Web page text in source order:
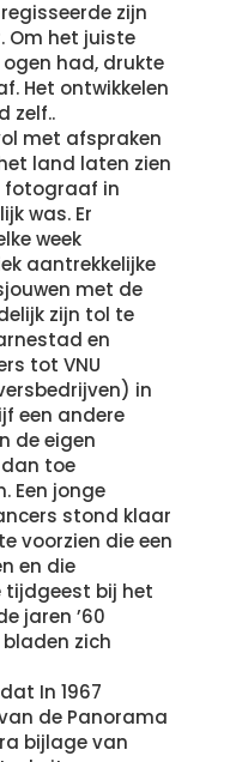
zijn
Om het juiste
had, drukte
Het ontwikkelen
zelf..
met afspraken
land laten zien
fotograaf in
was. Er
week
aantrekkelijke
met de
zijn tol te
en
tot VNU
in
een andere
de eigen
toe
Een jonge
stond klaar
voorzien die een
en die
tijdgeest bij het
jaren ’60
zich
In 1967
de Panorama
bijlage van